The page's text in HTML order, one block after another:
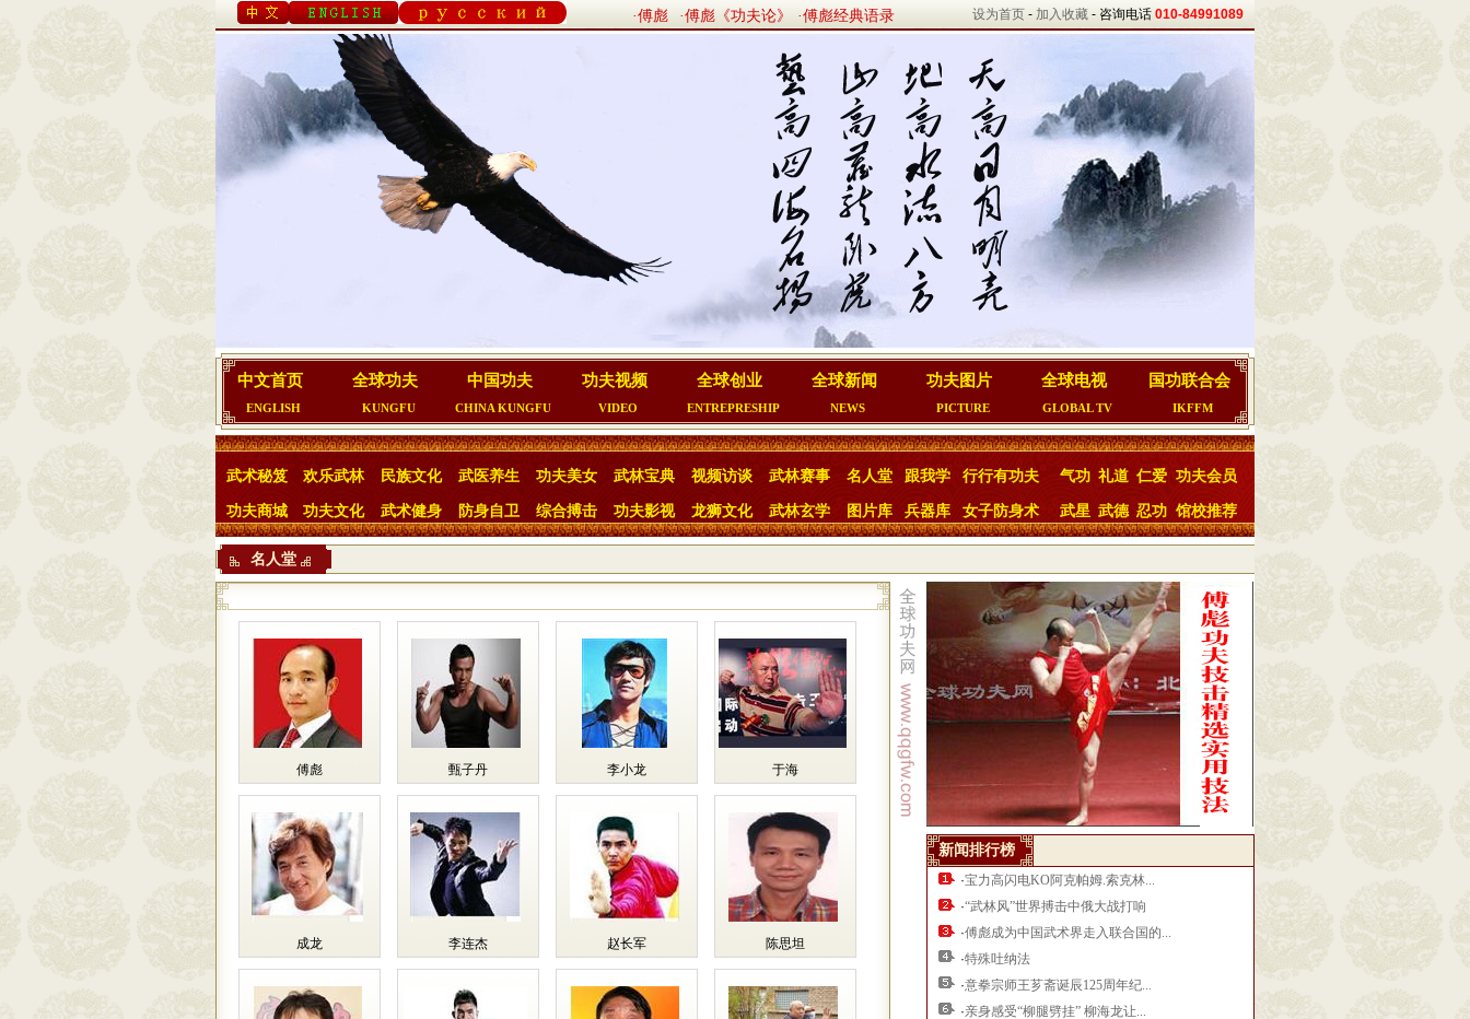
·傅彪 ·傅彪《功夫论》 ·傅彪经典语录 设为首页 - 加入收藏 - 咨询电话 010-84991089
中文首页
ENGLISH
全球功夫
KUNGFU
中国功夫
CHINA KUNGFU
功夫视频
VIDEO
全球创业
ENTREPRESHIP
全球新闻
NEWS
功夫图片
PICTURE
全球电视
GLOBAL TV
国功联合会
IKFFM
武术秘笈 欢乐武林 民族文化 武医养生 功夫美女 武林宝典 视频访谈 武林赛事 名人堂 跟我学 行行有功夫 气功 礼道 仁爱 功夫会员
功夫商城 功夫文化 武术健身 防身自卫 综合搏击 功夫影视 龙狮文化 武林玄学 图片库 兵器库 女子防身术 武星 武德 忍功 馆校推荐
名人堂
傅彪 甄子丹 李小龙 于海
成龙 李连杰 赵长军 陈思坦
新闻排行榜
·宝力高闪电KO阿克帕姆.索克林...
·“武林风”世界搏击中俄大战打响
·傅彪成为中国武术界走入联合国的...
·特殊吐纳法
·意拳宗师王芗斋诞辰125周年纪...
·亲身感受“柳腿劈挂” 柳海龙让...